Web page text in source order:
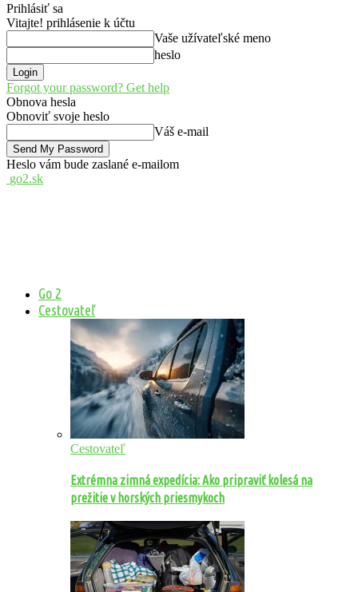
Prihlásiť sa
Vitajte! prihlásenie k účtu
Vaše užívateľské meno
heslo
Forgot your password? Get help
Obnova hesla
Obnoviť svoje heslo
Váš e-mail
Heslo vám bude zaslané e-mailom
go2.sk
Go 2
Cestovateľ
Cestovateľ
Extrémna zimná expedícia: Ako pripraviť kolesá na
prežitie v horských priesmykoch